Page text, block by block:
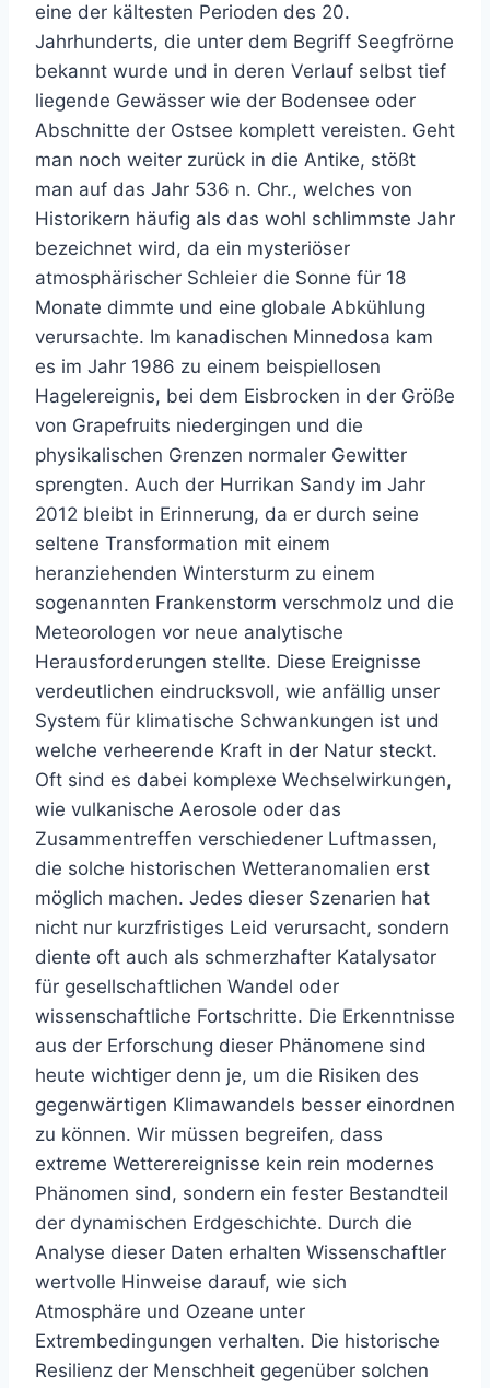
eine der kältesten Perioden des 20.
Jahrhunderts, die unter dem Begriff Seegfrörne
bekannt wurde und in deren Verlauf selbst tief
liegende Gewässer wie der Bodensee oder
Abschnitte der Ostsee komplett vereisten. Geht
man noch weiter zurück in die Antike, stößt
man auf das Jahr 536 n. Chr., welches von
Historikern häufig als das wohl schlimmste Jahr
bezeichnet wird, da ein mysteriöser
atmosphärischer Schleier die Sonne für 18
Monate dimmte und eine globale Abkühlung
verursachte. Im kanadischen Minnedosa kam
es im Jahr 1986 zu einem beispiellosen
Hagelereignis, bei dem Eisbrocken in der Größe
von Grapefruits niedergingen und die
physikalischen Grenzen normaler Gewitter
sprengten. Auch der Hurrikan Sandy im Jahr
2012 bleibt in Erinnerung, da er durch seine
seltene Transformation mit einem
heranziehenden Wintersturm zu einem
sogenannten Frankenstorm verschmolz und die
Meteorologen vor neue analytische
Herausforderungen stellte. Diese Ereignisse
verdeutlichen eindrucksvoll, wie anfällig unser
System für klimatische Schwankungen ist und
welche verheerende Kraft in der Natur steckt.
Oft sind es dabei komplexe Wechselwirkungen,
wie vulkanische Aerosole oder das
Zusammentreffen verschiedener Luftmassen,
die solche historischen Wetteranomalien erst
möglich machen. Jedes dieser Szenarien hat
nicht nur kurzfristiges Leid verursacht, sondern
diente oft auch als schmerzhafter Katalysator
für gesellschaftlichen Wandel oder
wissenschaftliche Fortschritte. Die Erkenntnisse
aus der Erforschung dieser Phänomene sind
heute wichtiger denn je, um die Risiken des
gegenwärtigen Klimawandels besser einordnen
zu können. Wir müssen begreifen, dass
extreme Wetterereignisse kein rein modernes
Phänomen sind, sondern ein fester Bestandteil
der dynamischen Erdgeschichte. Durch die
Analyse dieser Daten erhalten Wissenschaftler
wertvolle Hinweise darauf, wie sich
Atmosphäre und Ozeane unter
Extrembedingungen verhalten. Die historische
Resilienz der Menschheit gegenüber solchen